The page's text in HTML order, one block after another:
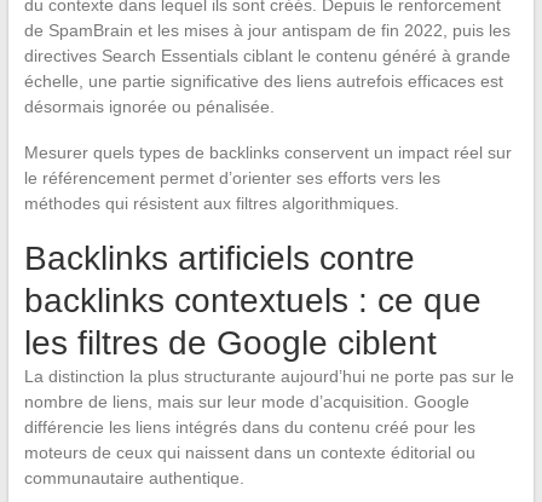
du contexte dans lequel ils sont créés. Depuis le renforcement
de SpamBrain et les mises à jour antispam de fin 2022, puis les
directives Search Essentials ciblant le contenu généré à grande
échelle, une partie significative des liens autrefois efficaces est
désormais ignorée ou pénalisée.
Mesurer quels types de backlinks conservent un impact réel sur
le référencement permet d’orienter ses efforts vers les
méthodes qui résistent aux filtres algorithmiques.
Backlinks artificiels contre
backlinks contextuels : ce que
les filtres de Google ciblent
La distinction la plus structurante aujourd’hui ne porte pas sur le
nombre de liens, mais sur leur mode d’acquisition. Google
différencie les liens intégrés dans du contenu créé pour les
moteurs de ceux qui naissent dans un contexte éditorial ou
communautaire authentique.